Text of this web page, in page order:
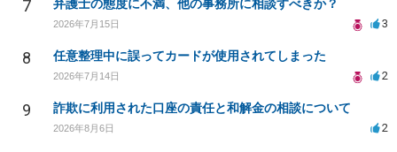
7 弁護士の態度に不満、他の事務所に相談すべきか？
2026年7月15日 3
8 任意整理中に誤ってカードが使用されてしまった
2026年7月14日 2
9 詐欺に利用された口座の責任と和解金の相談について
2026年8月6日 2